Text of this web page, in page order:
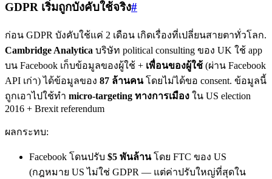
GDPR เริ่มถูกบังคับใช้จริง#
ก่อน GDPR บังคับใช้แค่ 2 เดือน เกิดเรื่องที่เปลี่ยนสายตาทั่วโลก.
Cambridge Analytica บริษัท political consulting ของ UK ใช้ app
บน Facebook เก็บข้อมูลของผู้ใช้ + เพื่อนของผู้ใช้ (ผ่าน Facebook
API เก่า) ได้ข้อมูลของ 87 ล้านคนโดยไม่ได้ขอ consent. ข้อมูลนี้
ถูกเอาไปใช้ทำ micro-targeting ทางการเมือง ใน US election
2016 + Brexit referendum
ผลกระทบ:
Facebook โดนปรับ $5 พันล้านโดย FTC ของ US
(กฎหมาย US ไม่ใช่ GDPR — แต่ค่าปรับใหญ่ที่สุดใน